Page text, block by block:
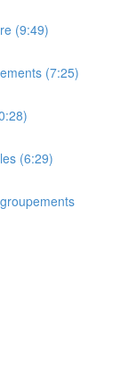
(9:49)
(7:25)
(6:29)